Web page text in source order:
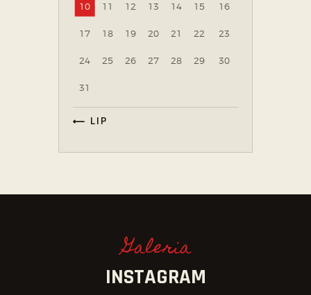
10 11 12 13 14 15 16
17 18 19 20 21 22 23
24 25 26 27 28 29 30
31
« LIP
Galeria
INSTAGRAM